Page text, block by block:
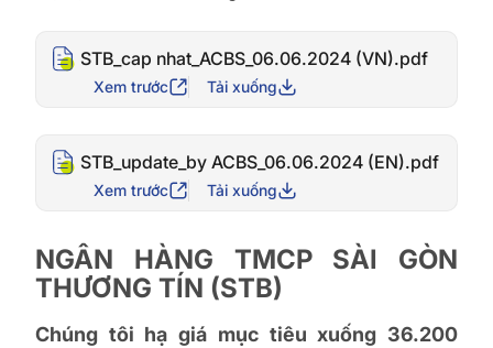
STB_cap nhat_ACBS_06.06.2024 (VN).pdf
Xem trước Tải xuống
STB_update_by ACBS_06.06.2024 (EN).pdf
Xem trước Tải xuống
NGÂN HÀNG TMCP SÀI GÒN
THƯƠNG TÍN (STB)
Chúng tôi hạ giá mục tiêu xuống 36.200